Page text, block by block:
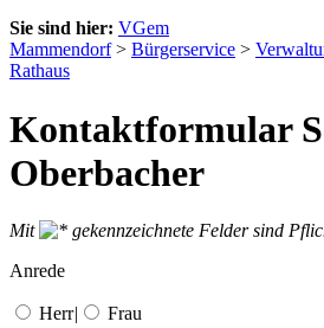
Sie sind hier: VGem
Mammendorf> Bürgerservice >
Rathaus
Kontaktformular
Oberbacher
Mit
gekennzeichnete Felder sind
Anrede
Herr| Frau